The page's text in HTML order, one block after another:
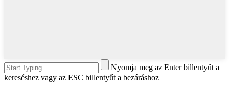
Nyomja meg az Enter billentyűt a
kereséshez vagy az ESC billentyűt a bezáráshoz